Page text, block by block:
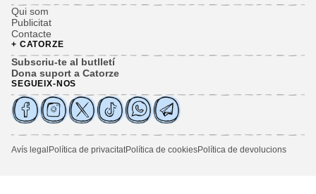
Qui som
Publicitat
Contacte
+ CATORZE
Subscriu-te al butlletí
Dona suport a Catorze
SEGUEIX-NOS
Avís legal Política de privacitatPolítica de cookiesPolítica de devolucions